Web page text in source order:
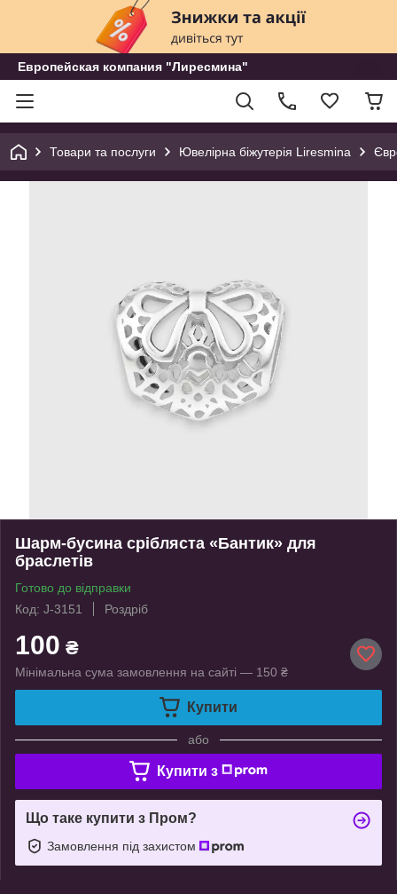
Европейская компания "Лиресмина"
Товари та послуги Ювелірна біжутерія Liresmina
Шарм-бусина срібляста «Бантик» для
браслетів
Готово до відправки
Код: J-3151
Роздріб
100 ₴
Мінімальна сума замовлення на сайті — 150 ₴
Купити
або
Купити з
Що таке купити з Пром?
Замовлення під захистом